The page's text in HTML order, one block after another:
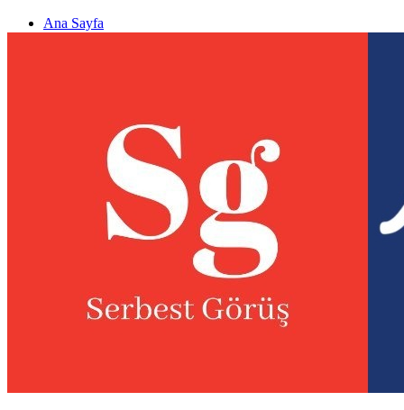
Ana Sayfa